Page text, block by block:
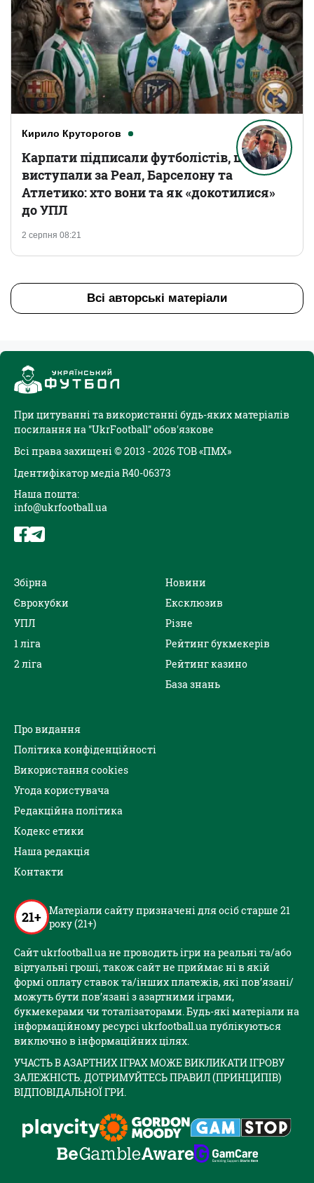
Кирило Круторогов
2 серпня 08:21
Карпати підписали футболістів, що
виступали за Реал, Барселону та
Атлетико: хто вони та як «докотилися»
до УПЛ
Всі авторські матеріали
При цитуванні та використанні будь-яких матеріалів
посилання на "UkrFootball" обов'язкове
Всі права захищені © 2013 - 2026 ТОВ «ПМХ»
Ідентифікатор медіа R40-06373
Наша пошта:
info@ukrfootball.ua
Збірна
Єврокубки
УПЛ
1 ліга
2 ліга
Новини
Ексклюзив
Різне
Рейтинг букмекерів
Рейтинг казино
База знань
Про видання
Політика конфіденційності
Використання cookies
Угода користувача
Редакційна політика
Кодекс етики
Наша редакція
Контакти
21+ Матеріали сайту призначені для осіб старше 21
року (21+)
Сайт ukrfootball.ua не проводить ігри на реальні та/або
віртуальні гроші, також сайт не приймає ні в якій
формі оплату ставок та/інших платежів, які пов’язані/
можуть бути пов’язані з азартними іграми,
букмекерами чи тоталізаторами. Будь-які матеріали на
інформаційному ресурсі ukrfootball.ua публікуються
виключно в інформаційних цілях.
УЧАСТЬ В АЗАРТНИХ ІГРАХ МОЖЕ ВИКЛИКАТИ ІГРОВУ
ЗАЛЕЖНІСТЬ. ДОТРИМУЙТЕСЬ ПРАВИЛ (ПРИНЦИПІВ)
ВІДПОВІДАЛЬНОЇ ГРИ.